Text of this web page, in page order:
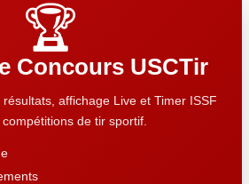
🏆
Concours USCTir
affichage Live et Timer ISSF
de tir sportif.